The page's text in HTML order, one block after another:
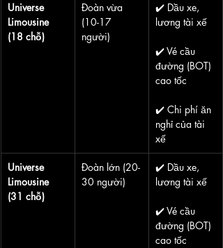
Universe
Limousine
(18 chỗ)
Đoàn vừa
(10-17
người)
✔️ Dầu xe,
lương tài xế
✔️ Vé cầu
đường (BOT)
cao tốc
✔️ Chi phí ăn
nghỉ của tài
xế
Universe
Limousine
(31 chỗ)
Đoàn lớn (20-
30 người)
✔️ Dầu xe,
lương tài xế
✔️ Vé cầu
đường (BOT)
cao tốc